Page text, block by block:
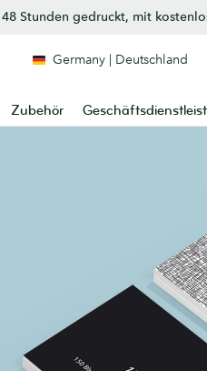
Stunden gedruckt, mit
Zubehör
Germany | Deutschland